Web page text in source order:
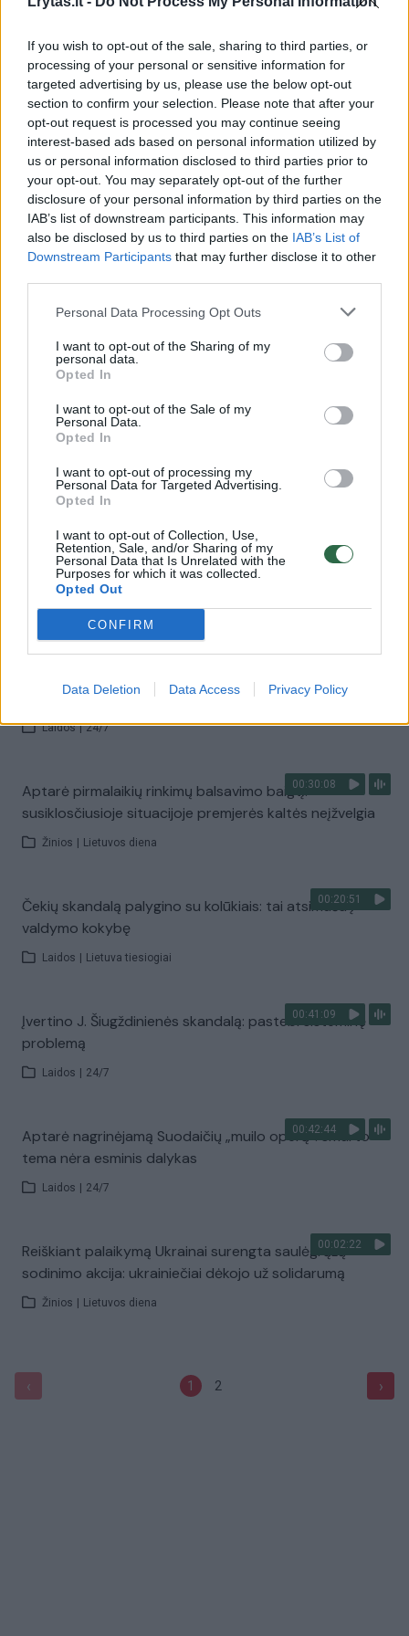
If you wish to opt-out of the sale, sharing to third parties, or
processing of your personal or sensitive information for
targeted advertising by us, please use the below opt-out
section to confirm your selection. Please note that after your
opt-out request is processed you may continue seeing
interest-based ads based on personal information utilized by
us or personal information disclosed to third parties prior to
your opt-out. You may separately opt-out of the further
disclosure of your personal information by third parties on the
IAB’s list of downstream participants. This information may
also be disclosed by us to third parties on the IAB’s List of
Downstream Participants that may further disclose it to other
Personal Data Processing Opt Outs
I want to opt-out of the Sharing of my
personal data.
Opted In
I want to opt-out of the Sale of my
Personal Data.
Opted In
I want to opt-out of processing my
Personal Data for Targeted Advertising.
Opted In
I want to opt-out of Collection, Use,
Retention, Sale, and/or Sharing of my
Personal Data that Is Unrelated with the
Purposes for which it was collected.
Opted Out
CONFIRM
Data Deletion Data Access Privacy Policy
įsitikinęs – Vakarai pamokas išmoko, naivių nebėra
00:40:40
Susikirto dėl G. Landsbergio gąsdinimų reikšmės: pasak
A. Syso, tai – rinkiminio žaidimo dalis
00:42:56
P. Saudargas kritikuoja iniciatyvą kurti komisiją dėl
„Ignitis“: politikų šis klausimas nedomina
populizmu: mano, kad problemos nepręs
Žinios | Lietuvos diena
Dėl išaugusių darbo migracijos srautų didėja ir grėsmė:
įvardijo, kokių priemonių imsis
Žinios | Lietuvos diena
00:40:36
Susikirto dėl pasirengimo galimam karui: vos viena
žinutė ir evakuotis iš Vilniaus taptų neįmanoma
Laidos | 24/7
Anušausko: kieno tiesa šįkart?
Laidos | 24/7
00:30:08
Aptarė pirmalaikių rinkimų balsavimo baigtį:
susiklosčiusioje situacijoje premjerės kaltės neįžvelgia
Žinios Lietuvos diena
00:20:51
Čekių skandalą palygino su kolūkiais: tai atsimuša į
valdymo kokybę
Laidos Lietuva tiesiogiai
00:41:09
Įvertino J. Šiugždinienės skandalą: pastebi sisteminę
problemą
Laidos 24/7
00:42:44
Aptarė nagrinėjamą Suodaičių „muilo operą“: smurto
tema nėra esminis dalykas
Laidos 24/7
00:02:22
Reiškiant palaikymą Ukrainai surengta saulėgrąžų
sodinimo akcija: ukrainiečiai dėkojo už solidarumą
Žinios Lietuvos diena
‹ 1 2 ›